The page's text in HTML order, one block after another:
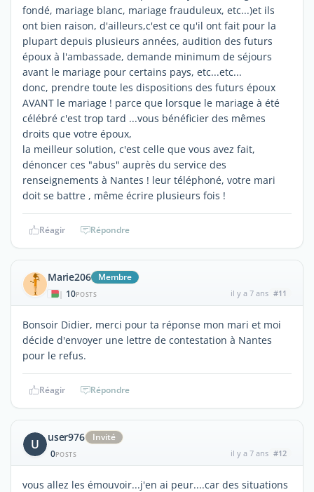
fondé, mariage blanc, mariage frauduleux, etc...)et ils
ont bien raison, d'ailleurs,c'est ce qu'il ont fait pour la
plupart depuis plusieurs années, audition des futurs
époux à l'ambassade, demande minimum de séjours
avant le mariage pour certains pays, etc...etc...
donc, prendre toute les dispositions des futurs époux
AVANT le mariage ! parce que lorsque le mariage à été
célébré c'est trop tard ...vous bénéficier des mêmes
droits que votre époux,
la meilleur solution, c'est celle que vous avez fait,
dénoncer ces "abus" auprès du service des
renseignements à Nantes ! leur téléphoné, votre mari
doit se battre , même écrire plusieurs fois !
Réagir Répondre
Marie206 Membre
| 10POSTS il y a 7 ans #11
Bonsoir Didier, merci pour ta réponse mon mari et moi
décide d'envoyer une lettre de contestation à Nantes
pour le refus.
Réagir Répondre
U user976
Invité
0POSTS il y a 7 ans #12
vous allez les émouvoir...j'en ai peur....car des situations